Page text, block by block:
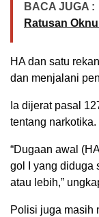
BACA JUGA :
Ratusan
HA dan satu
dan menjalani
Ia dijerat pasal
tentang narkotika.
“Dugaan awal
gol I yang diduga
atau lebih,”
Polisi juga masih